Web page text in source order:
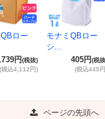
ロー
円(税抜)
(税込4,112円)
モナミQBロー
シ...
405円(税
(税込445
ページの先頭へ